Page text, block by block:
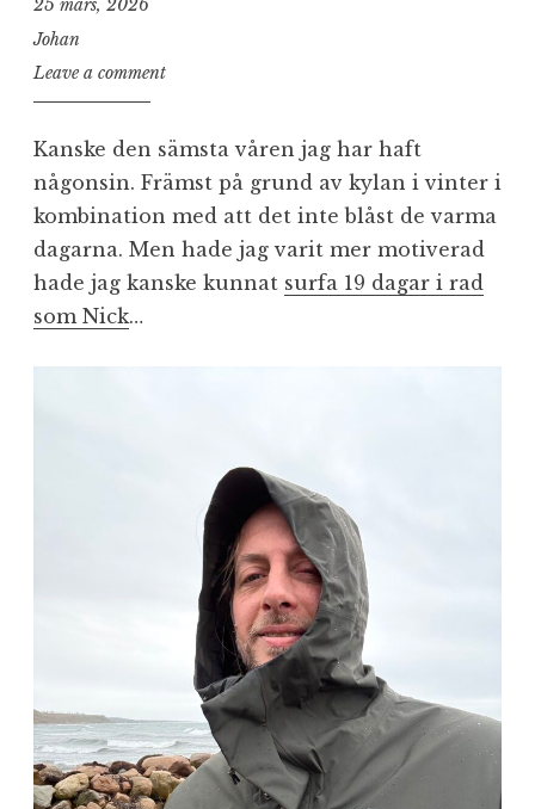
25 mars, 2026
Johan
Leave a comment
Kanske den sämsta våren jag har haft
någonsin. Främst på grund av kylan i vinter i
kombination med att det inte blåst de varma
dagarna. Men hade jag varit mer motiverad
hade jag kanske kunnat surfa 19 dagar i rad
som Nick…